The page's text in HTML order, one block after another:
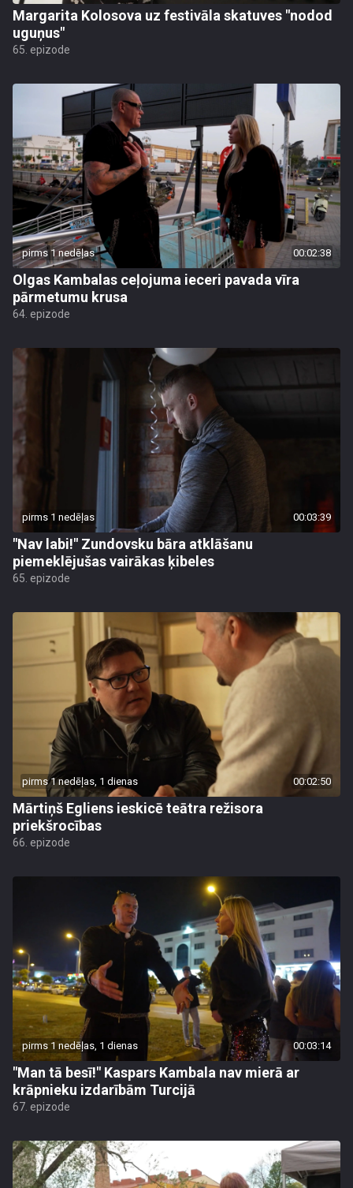
Margarita Kolosova uz festivāla skatuves "nodod
uguņus"
65. epizode
pirms 1 nedēļas 00:02:38
Olgas Kambalas ceļojuma ieceri pavada vīra
pārmetumu krusa
64. epizode
pirms 1 nedēļas 00:03:39
"Nav labi!" Zundovsku bāra atklāšanu
piemeklējušas vairākas ķibeles
65. epizode
pirms 1 nedēļas, 1 dienas 00:02:50
Mārtiņš Egliens ieskicē teātra režisora
priekšrocības
66. epizode
pirms 1 nedēļas, 1 dienas 00:03:14
"Man tā besī!" Kaspars Kambala nav mierā ar
krāpnieku izdarībām Turcijā
67. epizode